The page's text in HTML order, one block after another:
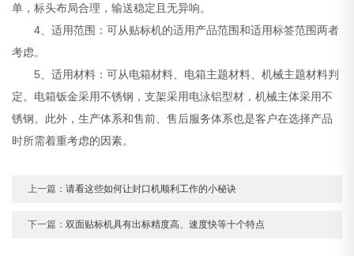
单，标头布局合理，输送稳定且无异响。
4、适用范围：可从贴标机的适用产品范围和适用标签范围两者
考虑。
5、适用材料：可从电箱材料、电箱主题材料、机械主题材料判
定。电箱钣金采用不锈钢，支架采用电泳铝型材，机械主体采用不
锈钢。此外，生产体系和售前、售后服务体系也是客户在选择产品
时所需着重考虑的因素。
上一篇：请看这些如何让封口机顺利工作的小秘诀
下一篇：双面贴标机具有出标精度高、速度快等十个特点